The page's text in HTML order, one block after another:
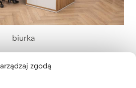
zgodą
biurka
postawić na